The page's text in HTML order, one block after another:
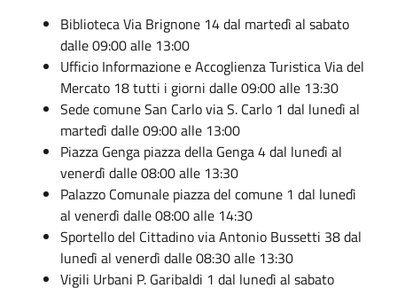
BibliotecaVia Brignone 14 dal martedì al sabato
dalle 09:00 alle 13:00
Ufficio Informazione e Accoglienza Turistica Via del
Mercato 18 tutti i giorni dalle09:00 alle 13:30
Sede comune San Carlovia S. Carlo 1 dal lunedì al
martedì dalle 09:00 alle 13:00
Piazza Genga piazza della Genga 4 dal lunedì al
venerdì dalle 08:00 alle 13:30
Palazzo Comunale piazza del comune 1 dal lunedì
al venerdì dalle 08:00 alle 14:30
Sportello del Cittadinovia Antonio Bussetti 38 dal
lunedì al venerdì dalle 08:30 alle 13:30
Vigili Urbani P. Garibaldi 1 dal lunedì al sabato